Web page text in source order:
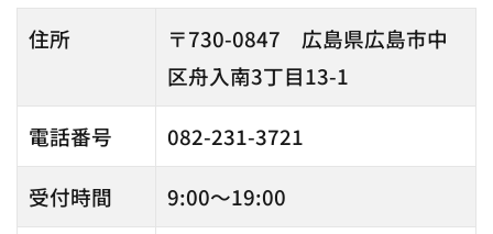
住所
〒730-0847 広島県広島市中
区舟入南3丁目13-1
電話番号 082-231-3721
受付時間 9:00～19:00